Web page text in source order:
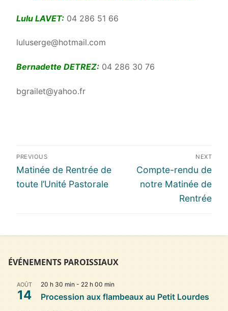
Lulu LAVET: 04 286 51 66
luluserge@hotmail.com
Bernadette DETREZ: 04 286 30 76
bgrailet@yahoo.fr
Navigation
de
l’article
PREVIOUS
Previous
post:
Matinée de Rentrée de
toute l’Unité Pastorale
NEXT
Next
post:
Compte-rendu de
notre Matinée de
Rentrée
ÉVÉNEMENTS PAROISSIAUX
AOÛT
14
20 h 30 min - 22 h 00 min
Procession aux flambeaux au Petit Lourdes